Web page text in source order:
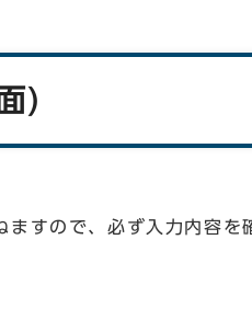
)
すので、必ず入力内容を